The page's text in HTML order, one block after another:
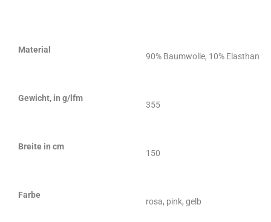
Material
90% Baumwolle, 10% Elasthan
Gewicht, in g/lfm
355
Breite in cm
150
Farbe
rosa, pink, gelb